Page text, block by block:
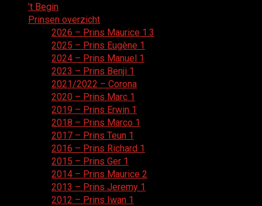
’t Begin
Prinsen overzicht
2026 – Prins Maurice 1.3
2025 – Prins Eugène 1
2024 – Prins Manuel 1
2023 – Prins Benji 1
2021/2022 – Corona
2020 – Prins Marc 1
2019 – Prins Erwin 1
2018 – Prins Marco 1
2017 – Prins Teun 1
2016 – Prins Richard 1
2015 – Prins Ger 1
2014 – Prins Maurice 2
2013 – Prins Jeremy 1
2012 – Prins Iwan 1